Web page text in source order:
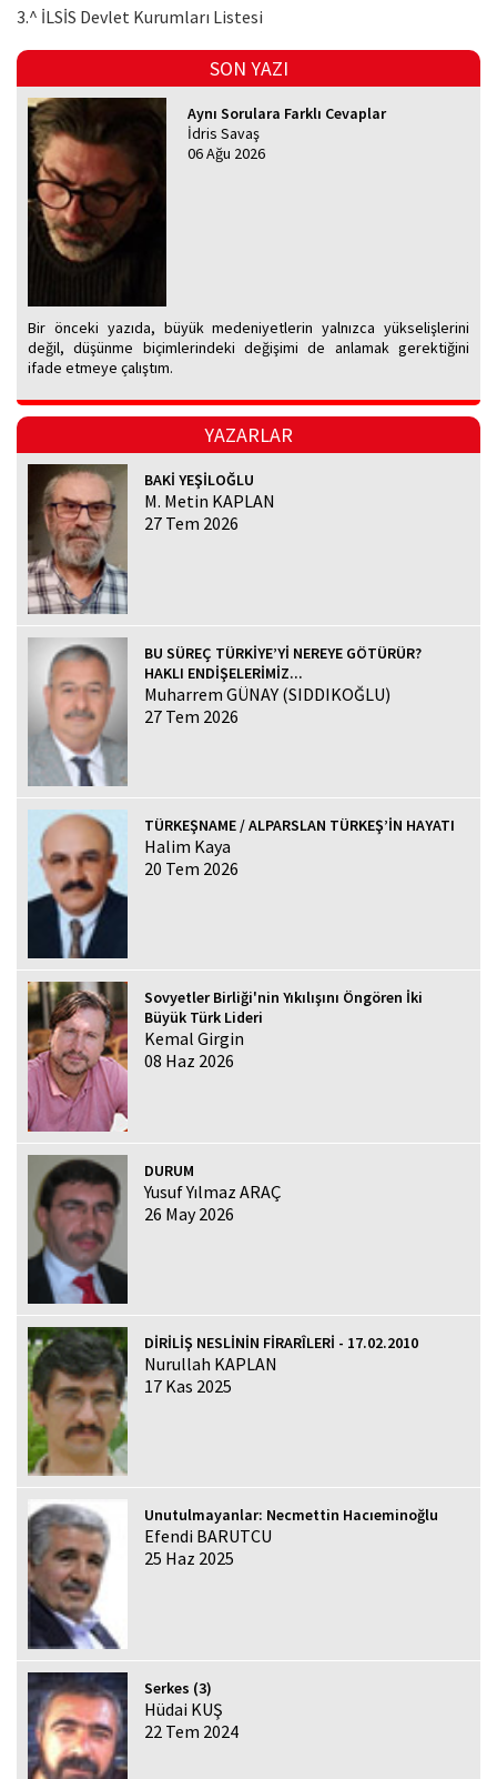
3.^ İLSİS Devlet Kurumları Listesi
SON YAZI
Aynı Sorulara Farklı Cevaplar
İdris Savaş
06 Ağu 2026
Bir önceki yazıda, büyük medeniyetlerin yalnızca yükselişlerini
değil, düşünme biçimlerindeki değişimi de anlamak gerektiğini
ifade etmeye çalıştım.
YAZARLAR
BAKİ YEŞİLOĞLU
M. Metin KAPLAN
27 Tem 2026
BU SÜREÇ TÜRKİYE’Yİ NEREYE GÖTÜRÜR?
HAKLI ENDİŞELERİMİZ...
Muharrem GÜNAY (SIDDIKOĞLU)
27 Tem 2026
TÜRKEŞNAME / ALPARSLAN TÜRKEŞ’İN HAYATI
Halim Kaya
20 Tem 2026
Sovyetler Birliği'nin Yıkılışını Öngören İki
Büyük Türk Lideri
Kemal Girgin
08 Haz 2026
DURUM
Yusuf Yılmaz ARAÇ
26 May 2026
DİRİLİŞ NESLİNİN FİRARÎLERİ - 17.02.2010
Nurullah KAPLAN
17 Kas 2025
Unutulmayanlar: Necmettin Hacıeminoğlu
Efendi BARUTCU
25 Haz 2025
Serkes (3)
Hüdai KUŞ
22 Tem 2024